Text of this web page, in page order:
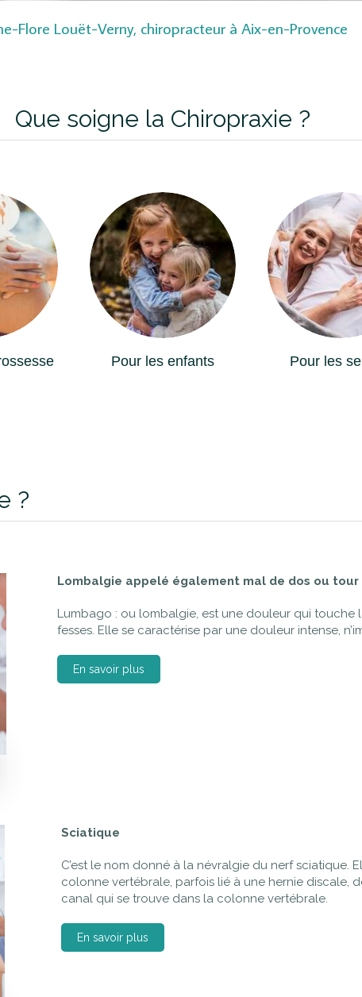
Flore Louët-Verny, chiropracteur à Aix-en-Provence
Que soigne la Chiropraxie ?
Pour les enfants Pour les
?
Lombalgie appelé également mal de dos ou tour
Lumbago : ou lombalgie, est une douleur qui touche
fesses. Elle se caractérise par une douleur intense,
En savoir plus
Sciatique
C’est le nom donné à la névralgie du nerf sciatique.
colonne vertébrale, parfois lié à une hernie discale,
canal qui se trouve dans la colonne vertébrale.
En savoir plus